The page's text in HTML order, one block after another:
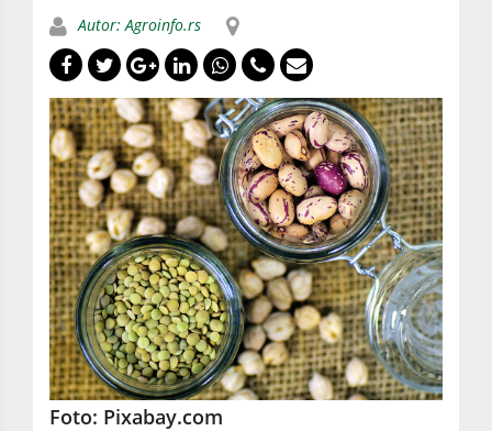
Autor: Agroinfo.rs
Foto: Pixabay.com